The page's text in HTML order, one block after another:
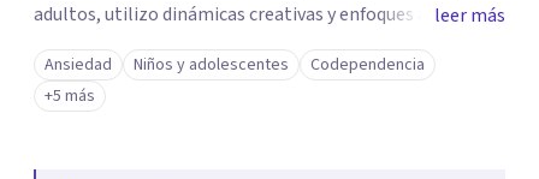
adultos, utilizo dinámicas creativas y enfoques adaptados
a tus necesidades específicas. Estoy aquí para escucharte
y brindarte las herramientas necesarias para fortalecer
tu paz mental.
leer más
Ansiedad Niños y adolescentes
Codependencia
+5 más